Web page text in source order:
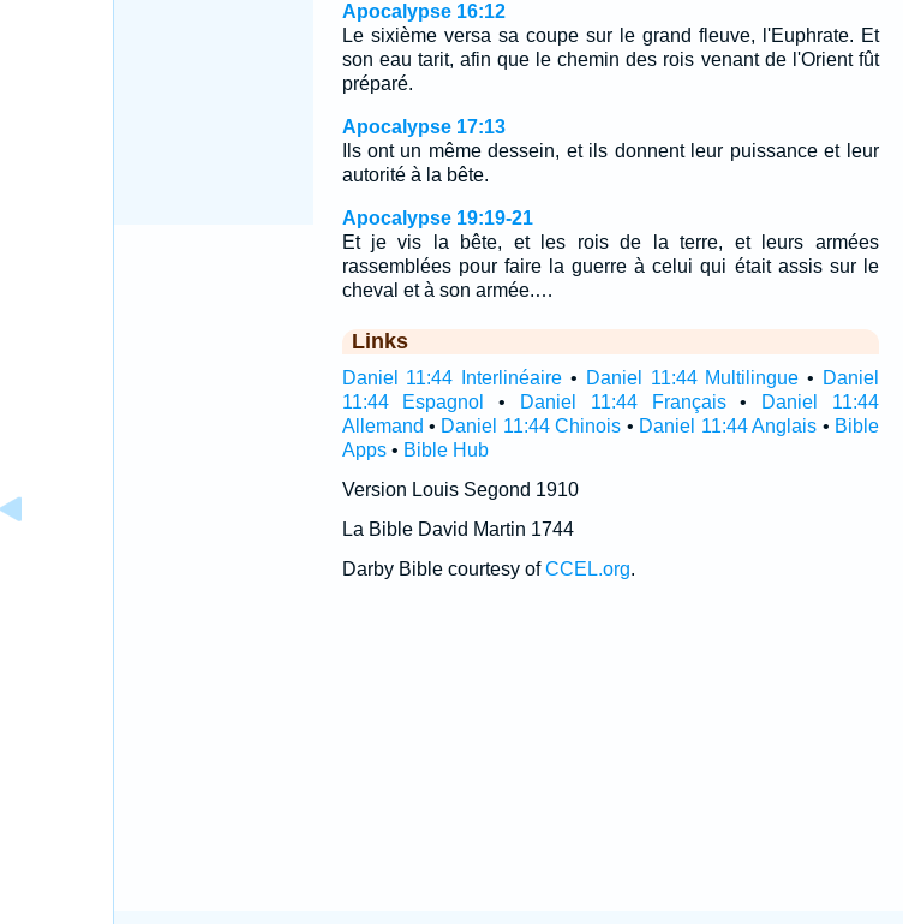
Apocalypse 16:12
Le sixième versa sa coupe sur le grand fleuve, l'Euphrate. Et
son eau tarit, afin que le chemin des rois venant de l'Orient fût
préparé.
Apocalypse 17:13
Ils ont un même dessein, et ils donnent leur puissance et leur
autorité à la bête.
Apocalypse 19:19-21
Et je vis la bête, et les rois de la terre, et leurs armées
rassemblées pour faire la guerre à celui qui était assis sur le
cheval et à son armée.…
Links
Daniel 11:44 Interlinéaire • Daniel 11:44 Multilingue • Daniel
11:44 Espagnol
• Daniel 11:44 Français•
Daniel 11:44
Allemand • Daniel 11:44 Chinois • Daniel 11:44 Anglais • Bible
Apps• Bible Hub
Version Louis Segond 1910
La Bible David Martin 1744
Darby Bible courtesy ofCCEL.org.